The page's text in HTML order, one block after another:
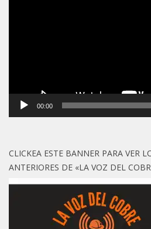
00:00
CLICKEA ESTE BANNER PARA VER
ANTERIORES DE «LA VOZ DEL